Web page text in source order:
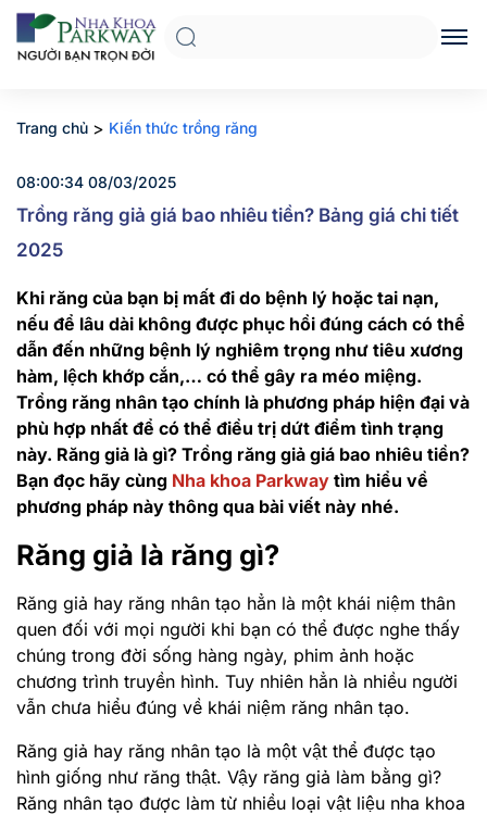
Trang chủ > Kiến thức trồng răng
08:00:34 08/03/2025
Trồng răng giả giá bao nhiêu tiền? Bảng giá chi tiết
2025
Khi răng của bạn bị mất đi do bệnh lý hoặc tai nạn,
nếu để lâu dài không được phục hồi đúng cách có thể
dẫn đến những bệnh lý nghiêm trọng như tiêu xương
hàm, lệch khớp cắn,… có thể gây ra méo miệng.
Trồng răng nhân tạo chính là phương pháp hiện đại và
phù hợp nhất để có thể điều trị dứt điểm tình trạng
này. Răng giả là gì? Trồng răng giả giá bao nhiêu tiền?
Bạn đọc hãy cùng Nha khoa Parkway tìm hiểu về
phương pháp này thông qua bài viết này nhé.
Răng giả là răng gì?
Răng giả hay răng nhân tạo hẳn là một khái niệm thân
quen đối với mọi người khi bạn có thể được nghe thấy
chúng trong đời sống hàng ngày, phim ảnh hoặc
chương trình truyền hình. Tuy nhiên hẳn là nhiều người
vẫn chưa hiểu đúng về khái niệm răng nhân tạo.
Răng giả hay răng nhân tạo là một vật thể được tạo
hình giống như răng thật. Vậy răng giả làm bằng gì?
Răng nhân tạo được làm từ nhiều loại vật liệu nha khoa